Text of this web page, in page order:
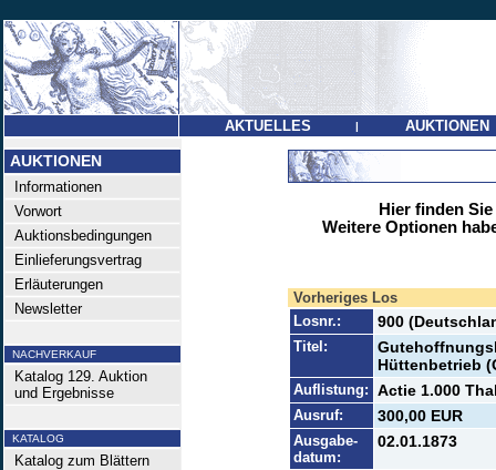
AKTUELLES | AUKTIONEN
AUKTIONEN
Informationen
Vorwort
Auktionsbedingungen
Einlieferungsvertrag
Erläuterungen
Newsletter
NACHVERKAUF
Katalog 129. Auktion
und Ergebnisse
KATALOG
Katalog zum Blättern
Hier finden
Weitere Optionen
Vorheriges Los
Losnr.:
900
Titel:
Hüttenbetrieb
Auflistung: Actie 1.000
Ausruf: 300,00 EUR
Ausgabe-
datum:
02.01.1873